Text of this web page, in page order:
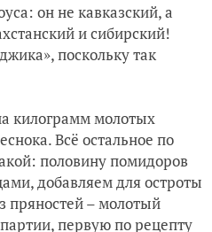
он не кавказский, а
и сибирский!
поскольку так
килограмм молотых
Всё остальное по
половину помидоров
добавляем для остроты
пряностей – молотый
первую по рецепту